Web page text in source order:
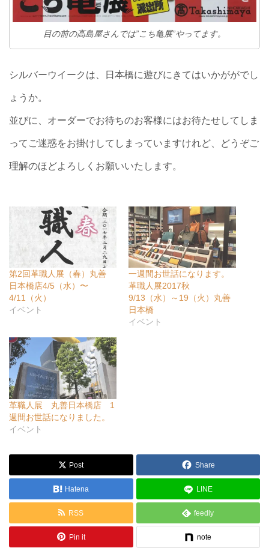
目の前の高島屋さんでは”こち亀展”やってます。
シルバーウイークは、日本橋に遊びにきてはいかががでし
ょうか。
並びに、オーダーでお待ちのお客様にはお待たせしてしま
ってご迷惑をお掛けしてしまっていますけれど、どうぞご
理解のほどよろしくお願いいたします。
第2回革職人展（春）丸善
日本橋店4/5（水）〜
4/11（火）
イベント
一週間お世話になります。
革職人展2017秋
9/13（水）～19（火）丸善
日本橋
イベント
革職人展 丸善日本橋店 1
週間お世話になりました。
イベント
Post Share
Hatena LINE
RSS feedly
Pin it note